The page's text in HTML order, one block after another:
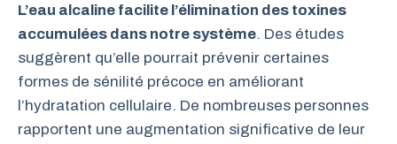
L’eau alcaline facilite l’élimination des toxines
accumulées dans notre système. Des études
suggèrent qu’elle pourrait prévenir certaines
formes de sénilité précoce en améliorant
l’hydratation cellulaire. De nombreuses personnes
rapportent une augmentation significative de leur